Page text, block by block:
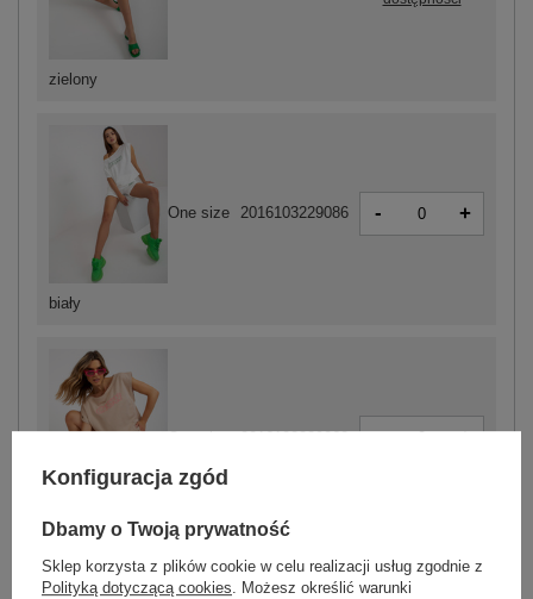
biały
One size 2016103229086 - +
beżowy
One size 2016103229062 - +
zielony
Konfiguracja zgód
Dbamy o Twoją prywatność
Sklep korzysta z plików cookie w celu realizacji usług zgodnie z
Polityką dotyczącą cookies. Możesz określić warunki